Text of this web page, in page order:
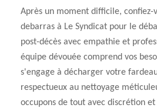
Après un moment difficile, confiez-
debarras à Le Syndicat pour le
post-décès avec empathie et
équipe dévouée comprend vos
s'engage à décharger votre
respectueux au nettoyage
occupons de tout avec discrétion